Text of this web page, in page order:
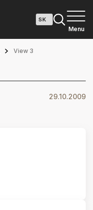
Menu
View 3
29.10.2009